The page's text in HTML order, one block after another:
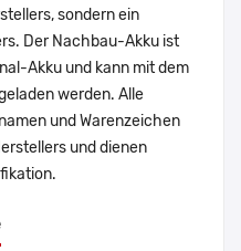
sondern ein
Der Nachbau-Akku ist
Akku und kann mit dem
werden. Alle
und Warenzeichen
und dienen